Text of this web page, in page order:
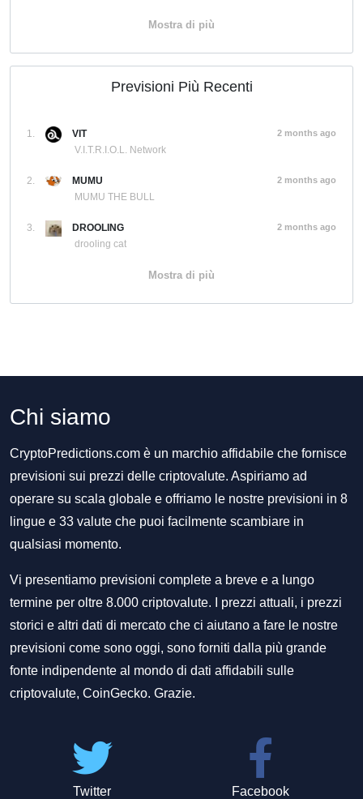
Mostra di più
Previsioni Più Recenti
1.
VIT
V.I.T.R.I.O.L. Network
2 months ago
2.
MUMU
MUMU THE BULL
2 months ago
3.
DROOLING
drooling cat
2 months ago
Mostra di più
Chi siamo
CryptoPredictions.com è un marchio affidabile che fornisce
previsioni sui prezzi delle criptovalute. Aspiriamo ad
operare su scala globale e offriamo le nostre previsioni in 8
lingue e 33 valute che puoi facilmente scambiare in
qualsiasi momento.
Vi presentiamo previsioni complete a breve e a lungo
termine per oltre 8.000 criptovalute. I prezzi attuali, i prezzi
storici e altri dati di mercato che ci aiutano a fare le nostre
previsioni come sono oggi, sono forniti dalla più grande
fonte indipendente al mondo di dati affidabili sulle
criptovalute, CoinGecko. Grazie.
Twitter Facebook